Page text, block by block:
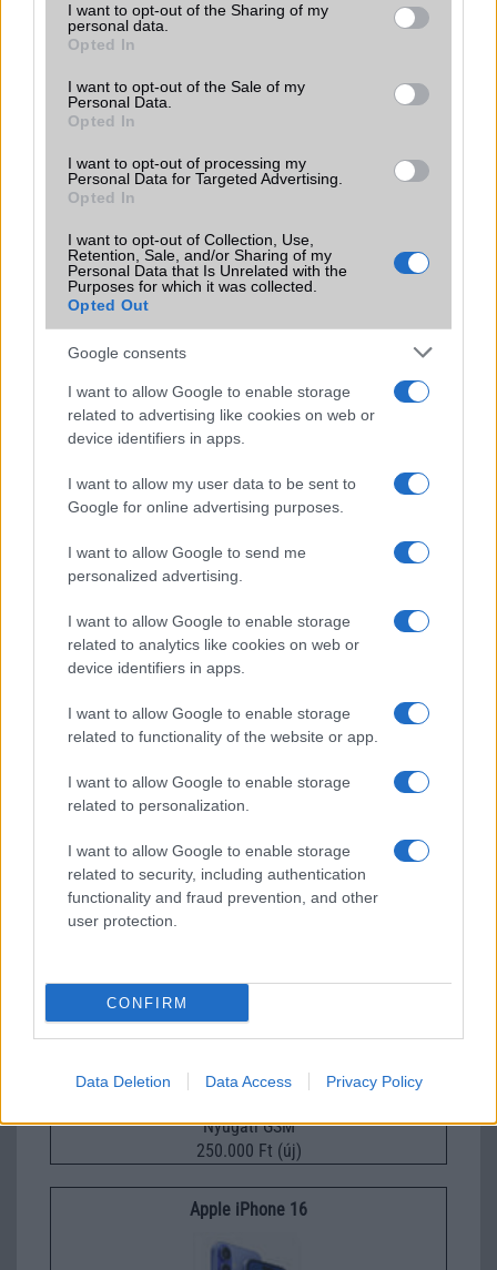
not limited to your visit or usage behaviour. You may click to
grant or deny consent to Google and its third-party tags to
use your data for below specified purposes in below Google
consent section.
I want to opt-out of the Sharing of my
personal data.
Opted In
I want to opt-out of the Sale of my
Personal Data.
Opted In
I want to opt-out of processing my
Personal Data for Targeted Advertising.
Opted In
I want to opt-out of Collection, Use,
Retention, Sale, and/or Sharing of my
Personal Data that Is Unrelated with the
Purposes for which it was collected.
Opted Out
Google consents
I want to allow Google to enable storage
related to advertising like cookies on web or
device identifiers in apps.
I want to allow my user data to be sent to
Google for online advertising purposes.
I want to allow Google to send me
personalized advertising.
I want to allow Google to enable storage
related to analytics like cookies on web or
device identifiers in apps.
I want to allow Google to enable storage
related to functionality of the website or app.
I want to allow Google to enable storage
related to personalization.
I want to allow Google to enable storage
related to security, including authentication
functionality and fraud prevention, and other
user protection.
CONFIRM
Data Deletion Data Access Privacy Policy
SIM típus
Flight mode
Terület Globális
Funkciók
Brand összehajtható képernyõ
Védelem IPx8
Limited Edition
SAR
N/A = Nincs adat. Legutóbbi frissítés: 2026-07-13 19:00:00
Új és Használt GSM kiemelt ajánlatok
Xiaomi 15T Pro
224.000 Ft (új)
Nyugati GSM
250.000 Ft (új)
Apple iPhone 16